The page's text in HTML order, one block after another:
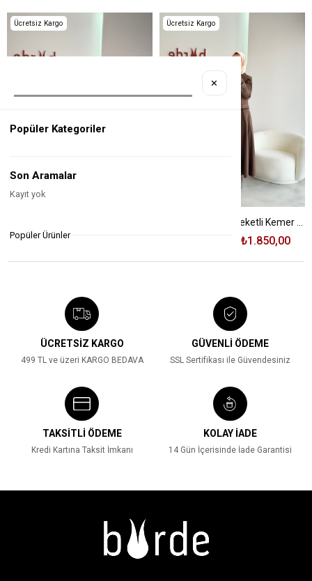
%55 ₺4.750,00
Ücretsiz Kargo
₺1.850,00
Ücretsiz Kargo
ÜCRETSİZ KARGO
499 TL ve üzeri KARGO BEDAVA
GÜVENLİ ÖDEME
SSL Sertifikası ile Güvendesiniz
TAKSİTLİ ÖDEME
Kredi Kartına Taksit İmkanı
KOLAY İADE
14 Gün İçerisinde İade Garantisi
✕
Popüler Kategoriler
Son Aramalar
Kayıt yok
Popüler Ürünler